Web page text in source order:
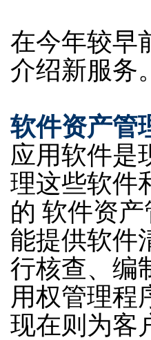
在今年较早
介绍新服务
软件资产管
应用软件是
理这些软件
的 软件资
能提供软件
行核查、编
用权管理程
现在则为客